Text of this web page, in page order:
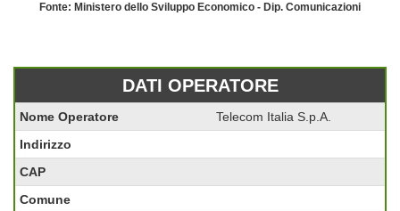
Fonte: Ministero dello Sviluppo Economico - Dip. Comunicazioni
DATI OPERATORE
Nome Operatore
Telecom Italia S.p.A.
Indirizzo
CAP
Comune